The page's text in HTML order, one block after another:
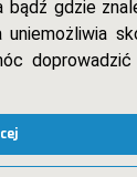
gdzie
doprowadzić